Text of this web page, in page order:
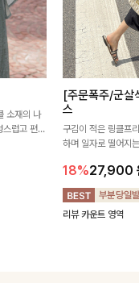
소재의 나
럽고 편안
[주문폭주/군살
스
구김이 적은 링클프
하며 일자로 떨어지
18%27,900
리뷰 카운트 영역